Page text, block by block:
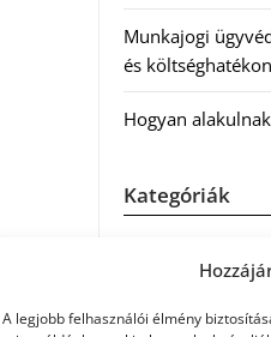
A legjobb felhasználói élmény
Munkajogi
és
Hogyan
Kategóriák
Hírek